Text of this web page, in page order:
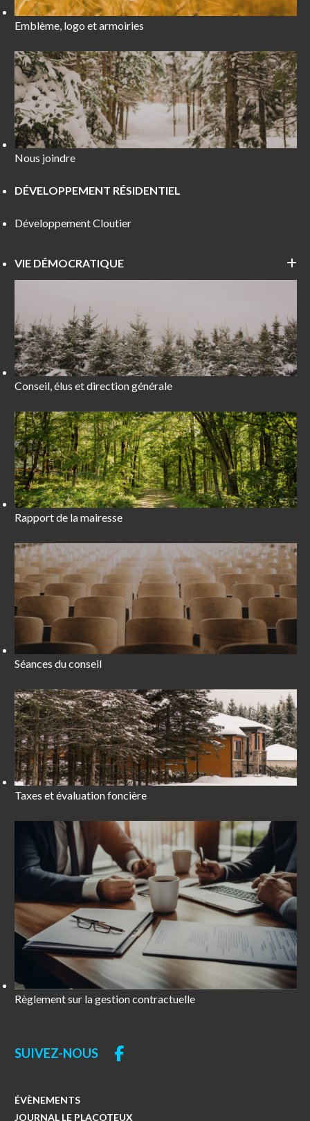
Emblème, logo et armoiries
Nous joindre
DÉVELOPPEMENT RÉSIDENTIEL
Développement Cloutier
VIE DÉMOCRATIQUE
Conseil, élus et direction générale
Rapport de la mairesse
Séances du conseil
Taxes et évaluation foncière
Règlement sur la gestion contractuelle
SUIVEZ-NOUS
ÉVÈNEMENTS
JOURNAL LE PLACOTEUX